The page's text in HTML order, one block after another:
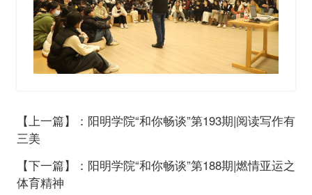
【上一篇】：阳明学院“和你畅谈”第193期|阅读写作有
三美
【下一篇】：阳明学院“和你畅谈”第188期|燃情亚运之
体育精神